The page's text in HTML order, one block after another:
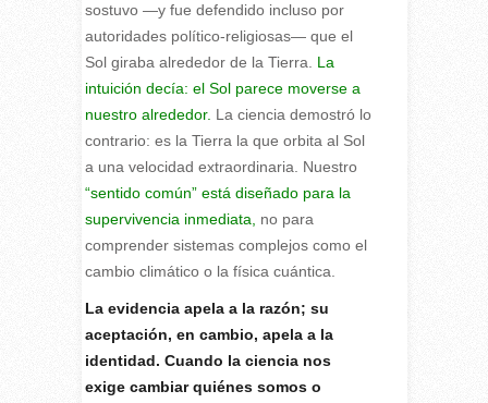
sostuvo —y fue defendido incluso por
autoridades político-religiosas— que el
Sol giraba alrededor de la Tierra. La
intuición decía: el Sol parece moverse a
nuestro alrededor. La ciencia demostró lo
contrario: es la Tierra la que orbita al Sol
a una velocidad extraordinaria. Nuestro
“sentido común” está diseñado para la
supervivencia inmediata,
no para
comprender sistemas complejos como el
cambio climático o la física cuántica.
La evidencia apela a la razón; su
aceptación, en cambio, apela a la
identidad. Cuando la ciencia nos
exige cambiar quiénes somos o